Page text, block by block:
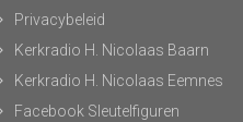
Privacybeleid
Kerkradio H. Nicolaas Baarn
Kerkradio H. Nicolaas Eemnes
Facebook Sleutelfiguren